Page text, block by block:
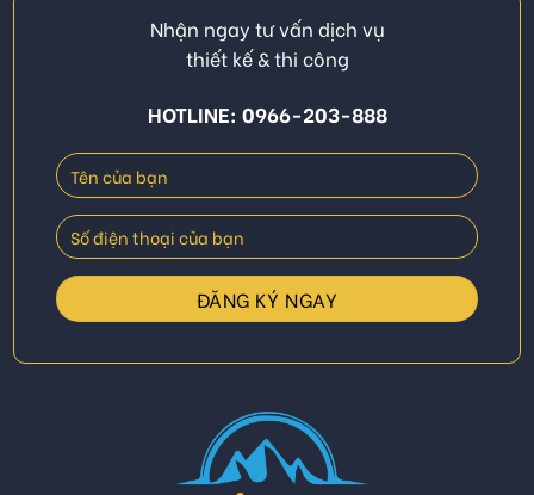
Nhận ngay tư vấn dịch vụ
thiết kế & thi công
HOTLINE: 0966-203-888